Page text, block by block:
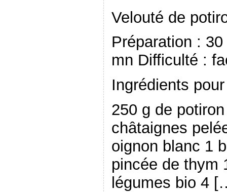
Velouté de
Préparation :
mn Difficulté :
Ingrédients
250 g de
châtaignes
oignon blanc 1
pincée de thym
légumes bio 4